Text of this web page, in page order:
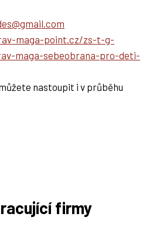
maga-point.cz/zs-t-g-
maga-sebeobrana-pro-deti-
nastoupit i v průběhu
firmy